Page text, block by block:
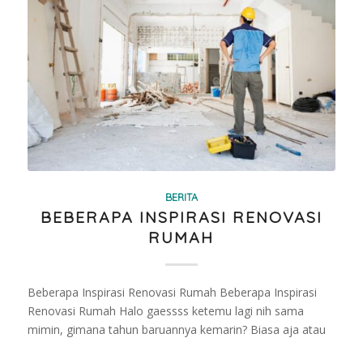
BERITA
BEBERAPA INSPIRASI RENOVASI
RUMAH
Beberapa Inspirasi Renovasi Rumah Beberapa Inspirasi
Renovasi Rumah Halo gaessss ketemu lagi nih sama
mimin, gimana tahun baruannya kemarin? Biasa aja atau